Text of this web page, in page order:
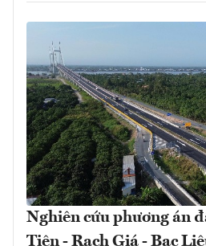
Nghiên cứu phương án
Tiên - Rạch Giá - Bạc